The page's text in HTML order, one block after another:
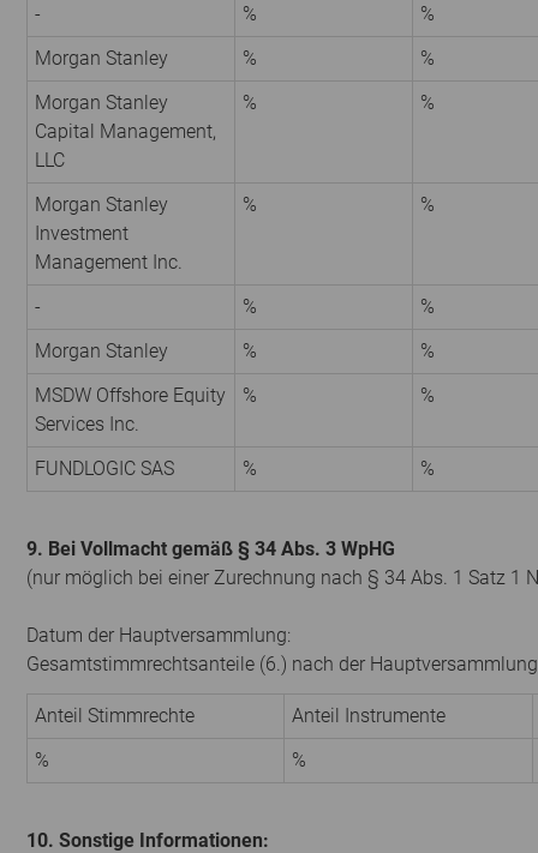
- %
%
Morgan Stanley
%
%
Morgan Stanley
Capital Management,
LLC
% %
Morgan Stanley
Investment
Management Inc.
% %
- %
%
Morgan Stanley
%
%
MSDW Offshore Equity
Services Inc.
% %
FUNDLOGIC SAS % %
9. Bei Vollmacht gemäß § 34 Abs. 3 WpHG
(nur möglich bei einer Zurechnung nach § 34 Abs. 1 Satz 1
Datum der Hauptversammlung:
Gesamtstimmrechtsanteile (6.) nach der
Anteil Stimmrechte
Anteil Instrumente
%
%
10. Sonstige Informationen: